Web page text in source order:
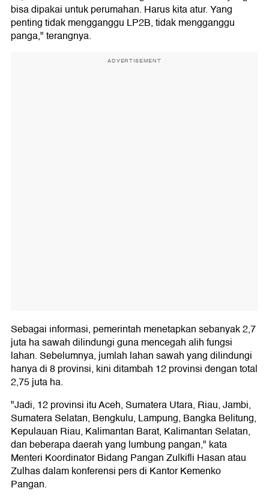
bisa dipakai untuk perumahan. Harus kita atur. Yang
penting tidak mengganggu LP2B, tidak mengganggu
panga," terangnya.
ADVERTISEMENT
Sebagai informasi, pemerintah menetapkan sebanyak 2,7
juta ha sawah dilindungi guna mencegah alih fungsi
lahan. Sebelumnya, jumlah lahan sawah yang dilindungi
hanya di 8 provinsi, kini ditambah 12 provinsi dengan total
2,75 juta ha.
"Jadi, 12 provinsi itu Aceh, Sumatera Utara, Riau, Jambi,
Sumatera Selatan, Bengkulu, Lampung, Bangka Belitung,
Kepulauan Riau, Kalimantan Barat, Kalimantan Selatan,
dan beberapa daerah yang lumbung pangan," kata
Menteri Koordinator Bidang Pangan Zulkifli Hasan atau
Zulhas dalam konferensi pers di Kantor Kemenko
Pangan.